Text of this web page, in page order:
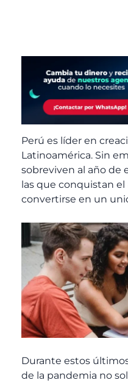
Perú es líder en
Latinoamérica. Sin
sobreviven al año de
las que conquistan
convertirse en un
Durante estos
de la pandemia no